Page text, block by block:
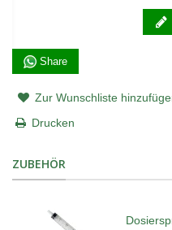
Share
Zur Wunschliste
Drucken
ZUBEHÖR